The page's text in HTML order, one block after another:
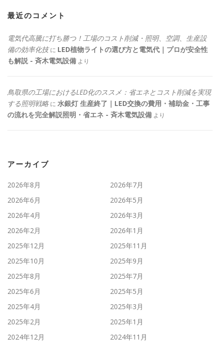
最近のコメント
電気代高騰に打ち勝つ！工場のコスト削減・照明、空調、生産設
備の効率化技に LED植物ライトの選び方と電気代｜プロが安全性
も解説 - 斉木電気設備 より
鳥取県の工場におけるLED化のススメ：省エネとコスト削減を実現
する照明戦略 に 水銀灯 生産終了｜LED交換の費用・補助金・工事
の流れを完全解説照明・省エネ - 斉木電気設備 より
アーカイブ
2026年8月
2026年7月
2026年6月
2026年5月
2026年4月
2026年3月
2026年2月
2026年1月
2025年12月
2025年11月
2025年10月
2025年9月
2025年8月
2025年7月
2025年6月
2025年5月
2025年4月
2025年3月
2025年2月
2025年1月
2024年12月
2024年11月